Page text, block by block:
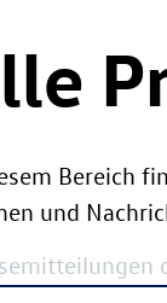
Bereich
und